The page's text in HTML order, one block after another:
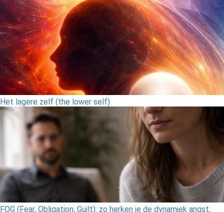
Het lagere zelf (the lower self)
FOG (Fear, Obligation, Guilt): zo herken je de dynamiek angst,